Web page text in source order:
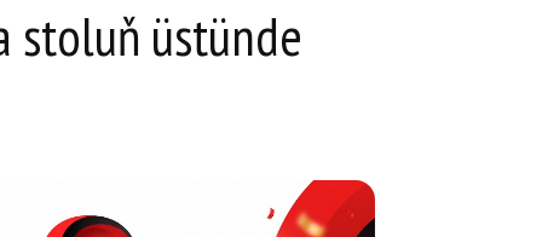
stoluň üstünde